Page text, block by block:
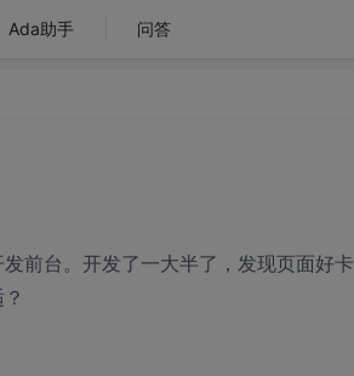
Ada助手 问答
前台。开发了一大半了，发现页面好